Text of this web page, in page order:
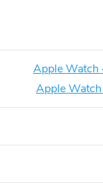
Apple Watch
Apple